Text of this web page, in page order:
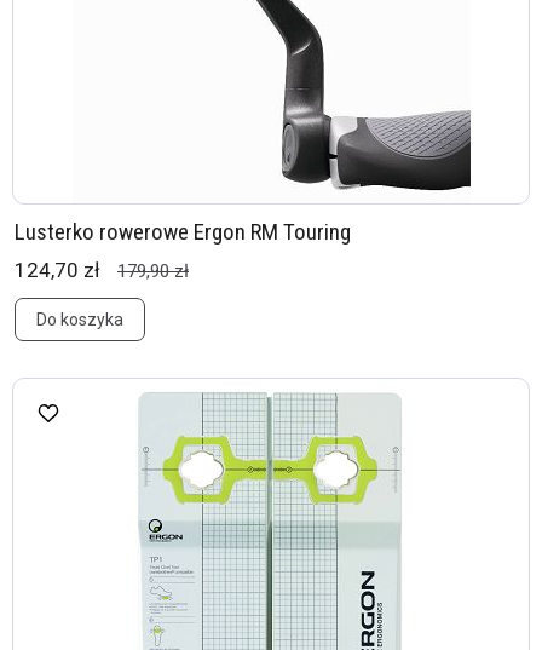
Lusterko rowerowe Ergon RM Touring
124,70 zł 179,90 zł
Do koszyka